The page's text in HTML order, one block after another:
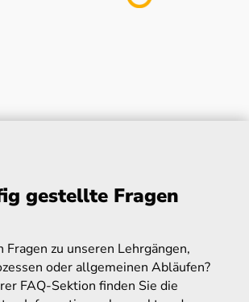
gestellte Fragen
Fragen zu unseren Lehrgängen,
oder allgemeinen Abläufen?
FAQ-Sektion finden Sie die